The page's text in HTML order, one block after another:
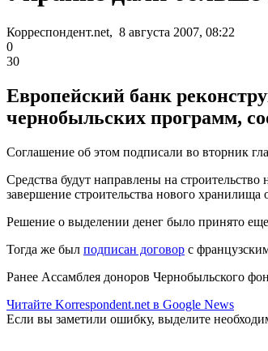
Корреспондент.net, 8 августа 2007, 08:22
0
30
Европейский банк
чернобыльских программ,
Соглашение об этом подписали во вторник
Средства будут направлены на
завершение строительства нового хранилища
Решение о выделении денег было принято
Тогда же был подписан договор с
Ранее Ассамблея доноров Чернобыльского
Читайте Korrespondent.net в Google News
Если вы заметили ошибку, выделите